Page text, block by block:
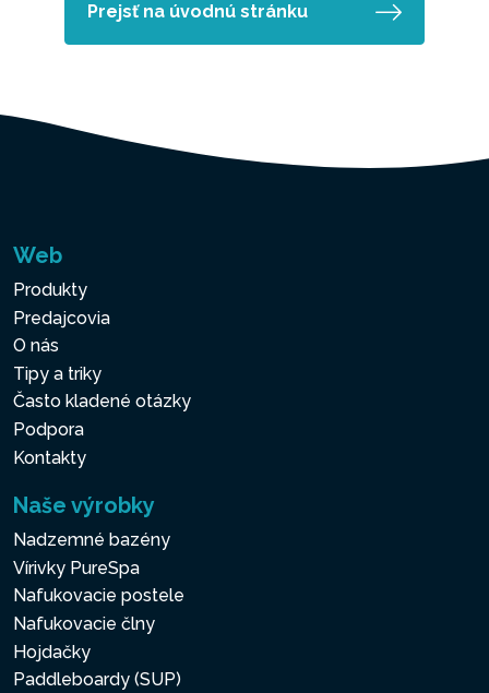
Prejsť na úvodnú stránku
Web
Produkty
Predajcovia
O nás
Tipy a triky
Často kladené otázky
Podpora
Kontakty
Naše výrobky
Nadzemné bazény
Vírivky PureSpa
Nafukovacie postele
Nafukovacie člny
Hojdačky
Paddleboardy (SUP)